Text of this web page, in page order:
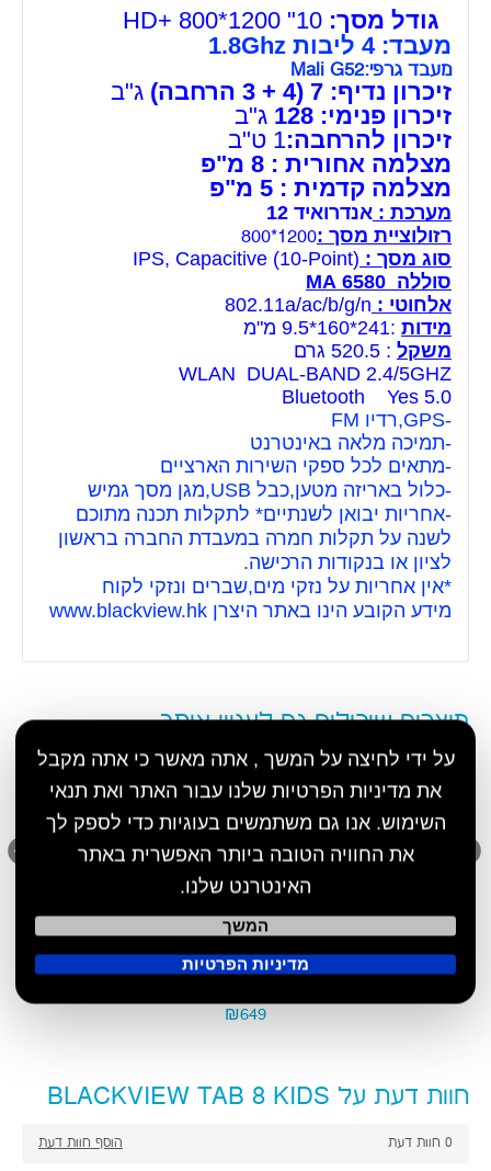
על ידי לחיצה על המשך , אתה מאשר כי אתה מקבל
את מדיניות הפרטיות שלנו עבור האתר ואת תנאי
השימוש. אנו גם משתמשים בעוגיות כדי לספק לך
את החוויה הטובה ביותר האפשרית באתר
האינטרנט שלנו.
המשך
מדיניות הפרטיות
גודל מסך:
מעבד: 4 ליבות 1.8Ghz
מעבד גרפי:Mali G52
זיכרון נדיף: 7 (4 + 3 הרחבה)
ג"ב
זיכרון פנימי: 128
ג"ב
זיכרון להרחבה:1 ט"ב
מצלמה אחורית : 8 מ"פ
מצלמה קדמית : 5 מ"פ
מערכת : אנדרואיד 12
רזולוציית מסך :1200*800
סוג מסך : IPS, Capacitive (10-Point)
סוללה 6580 MA
אלחוטי : 802.11a/ac/b/g/n
מידות :241*160*9.5 מ"מ
משקל : 520.5 גרם
WLAN DUAL-BAND 2.4/5GHZ
Bluetooth Yes 5.0
-GPS,רדיו FM
-תמיכה מלאה באינטרנט
-מתאים לכל ספקי השירות הארציים
-כלול באריזה מטען,כבל USB,מגן מסך גמיש
-אחריות יבואן לשנתיים* לתקלות תכנה מתוכם
לשנה על תקלות חמרה במעבדת החברה בראשון
לציון או בנקודות הרכישה.
*אין אחריות על נזקי מים,שברים ונזקי לקוח
מידע הקובע הינו באתר היצרן www.blackview.hk
מוצרים שיכולים גם לעניין אותך
₪649
חוות דעת על BLACKVIEW TAB 8 KIDS
0 חוות דעת הוסף חוות דעת